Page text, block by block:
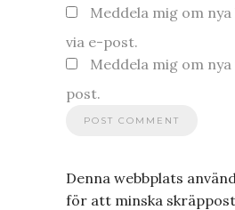
Meddela mig om
via e-post.
Meddela mig om
post.
Denna webbplats
för att minska